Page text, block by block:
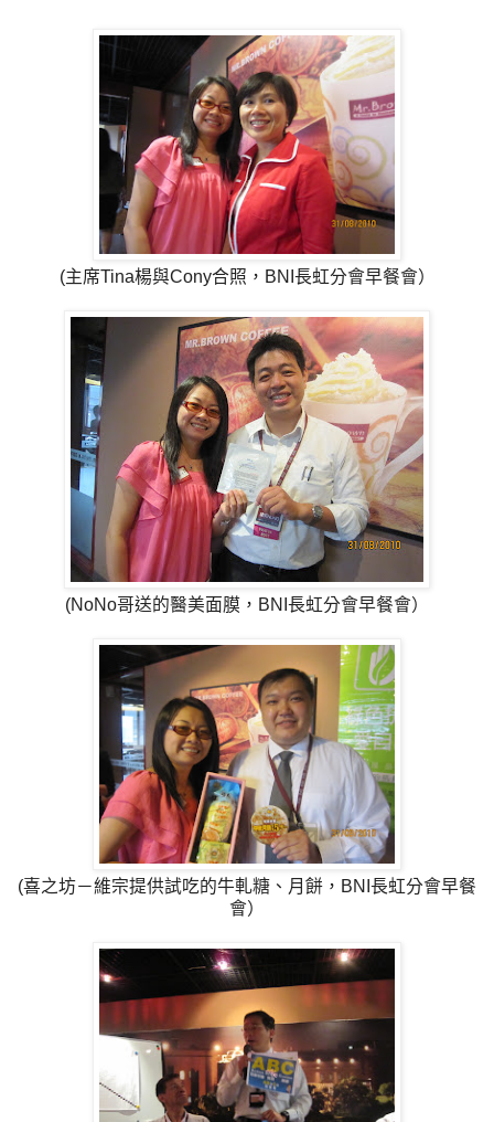
(主席Tina楊與Cony合照，BNI長虹分會早餐會）
(NoNo哥送的醫美面膜，BNI長虹分會早餐會）
(喜之坊－維宗提供試吃的牛軋糖、月餅，BNI長虹分會早餐
會）